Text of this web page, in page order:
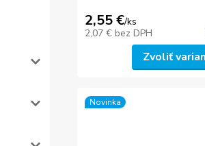
2,55 €/ks
2,07 € bez DPH
Zvoliť
Novinka